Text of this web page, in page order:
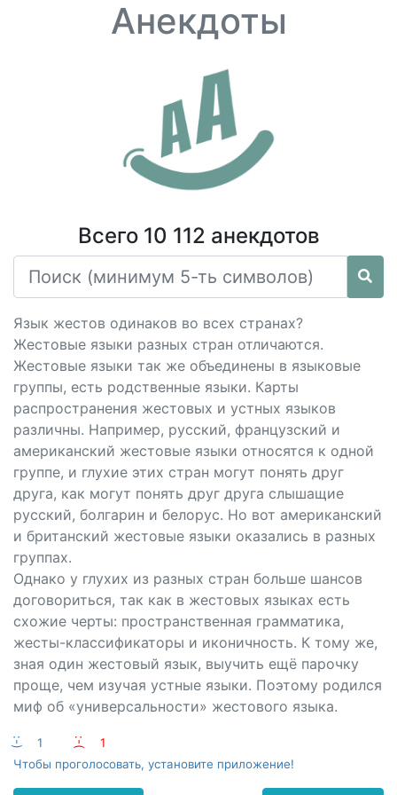
Анекдоты
Всего 10 112 анекдотов
Язык жестов одинаков во всех странах?
Жестовые языки разных стран отличаются.
Жестовые языки так же объединены в языковые
группы, есть родственные языки. Карты
распространения жестовых и устных языков
различны. Например, русский, французский и
американский жестовые языки относятся к одной
группе, и глухие этих стран могут понять друг
друга, как могут понять друг друга слышащие
русский, болгарин и белорус. Но вот американский
и британский жестовые языки оказались в разных
группах.
Однако у глухих из разных стран больше шансов
договориться, так как в жестовых языках есть
схожие черты: пространственная грамматика,
жесты-классификаторы и иконичность. К тому же,
зная один жестовый язык, выучить ещё парочку
проще, чем изучая устные языки. Поэтому родился
миф об «универсальности» жестового языка.
:-) 1 :-(
1
Чтобы проголосовать, установите приложение!